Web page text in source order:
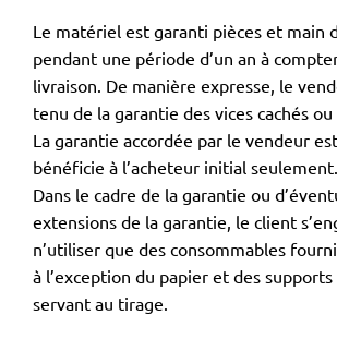
Le matériel est garanti pièces et main
pendant une période d’un an à
livraison. De manière expresse, le
tenu de la garantie des vices cachés
La garantie accordée par le vendeur
bénéficie à l’acheteur initial seulement.
Dans le cadre de la garantie ou
extensions de la garantie, le client
n’utiliser que des consommables
à l’exception du papier et des supports
servant au tirage.